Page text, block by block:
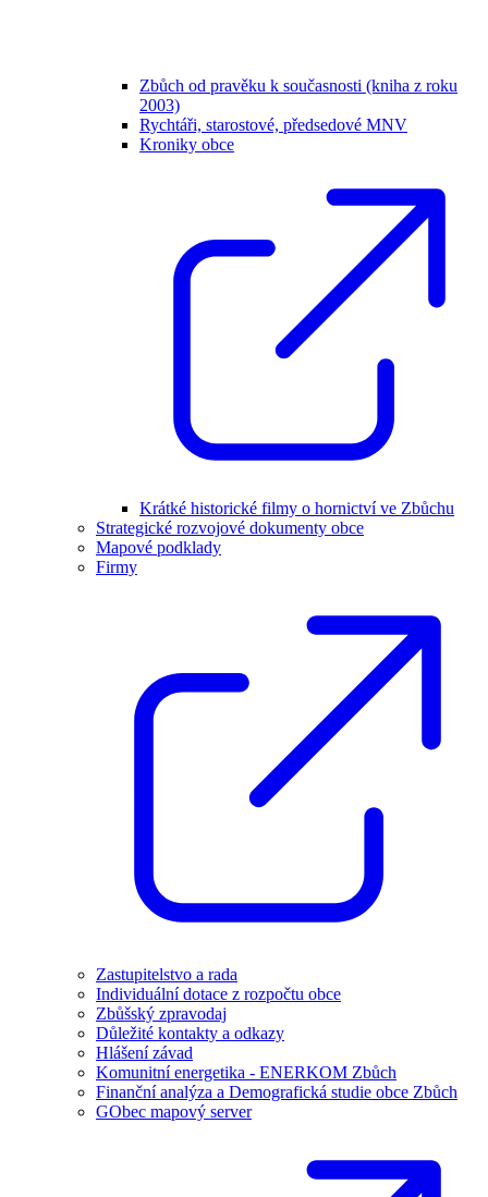
Zbůch od pravěku k současnosti (kniha z roku
2003)
Rychtáři, starostové, předsedové MNV
Kroniky obce
Krátké historické filmy o hornictví ve Zbůchu
Strategické rozvojové dokumenty obce
Mapové podklady
Firmy
Zastupitelstvo a rada
Individuální dotace z rozpočtu obce
Zbůšský zpravodaj
Důležité kontakty a odkazy
Hlášení závad
Komunitní energetika - ENERKOM Zbůch
Finanční analýza a Demografická studie obce Zbůch
GObec mapový server